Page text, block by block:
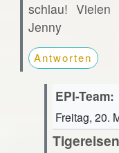
schlau!
Jenny
Antworten
EPI-Team:
Freitag, 20.
Tigereisen